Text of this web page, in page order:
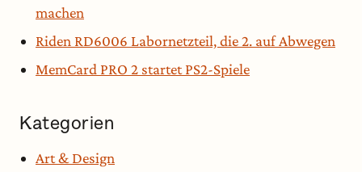
machen
Riden RD6006 Labornetzteil, die 2. auf Abwegen
MemCard PRO 2 startet PS2-Spiele
Kategorien
Art & Design